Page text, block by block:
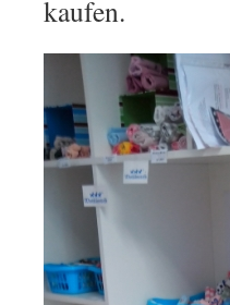
kaufen.